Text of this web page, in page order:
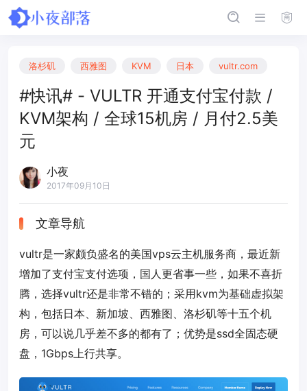
洛杉矶 西雅图 KVM 日本 vultr.com
#快讯# - VULTR 开通支付宝付款 /
KVM架构 / 全球15机房 / 月付2.5美
元
小夜
2017年09月10日
文章导航
vultr是一家颇负盛名的美国vps云主机服务商，最近新
增加了支付宝支付选项，国人更省事一些，如果不喜折
腾，选择vultr还是非常不错的；采用kvm为基础虚拟架
构，包括日本、新加坡、西雅图、洛杉矶等十五个机
房，可以说几乎差不多的都有了；优势是ssd全固态硬
盘，1Gbps上行共享。